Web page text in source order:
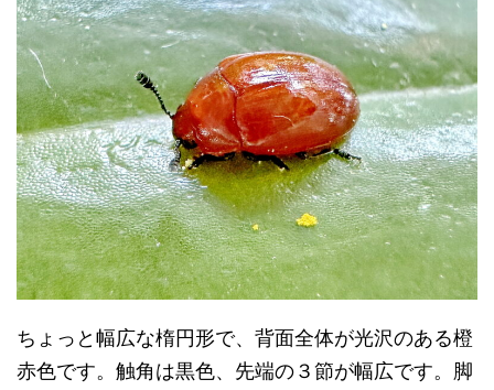
ちょっと幅広な楕円形で、背面全体が光沢のある橙
赤色です。触角は黒色、先端の３節が幅広です。脚